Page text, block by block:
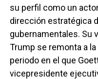
su perfil como un
dirección estratégica
gubernamentales. Su
Trump se remonta a
periodo en el que
vicepresidente